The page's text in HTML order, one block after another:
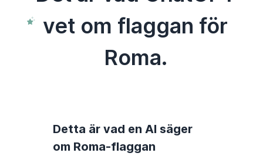
vet om flaggan för
Roma.
Detta är vad en AI säger
om Roma-flaggan